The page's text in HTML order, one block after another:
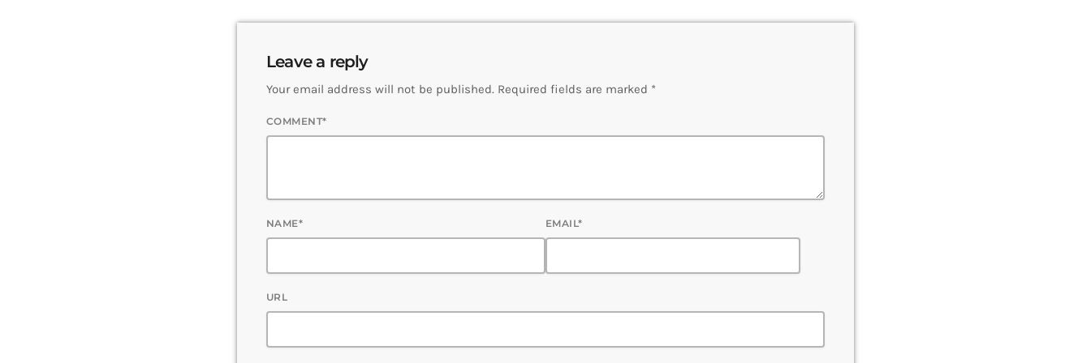
Leave a reply
Your email address will not be published. Required fields are marked *
COMMENT*
NAME* EMAIL*
URL